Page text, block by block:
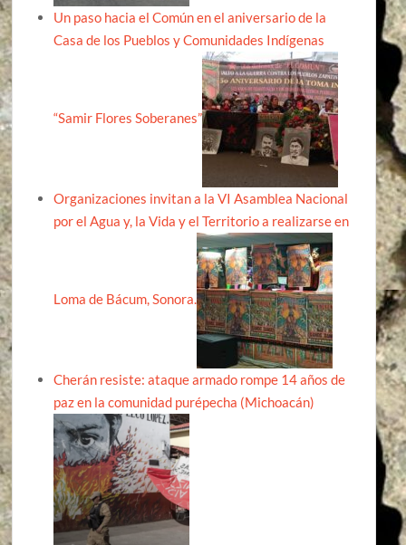
Un paso hacia el Común en el aniversario de la
Casa de los Pueblos y Comunidades Indígenas
“Samir Flores Soberanes”
Organizaciones invitan a la VI Asamblea Nacional
por el Agua y, la Vida y el Territorio a realizarse en
Loma de Bácum, Sonora.
Cherán resiste: ataque armado rompe 14 años de
paz en la comunidad purépecha (Michoacán)